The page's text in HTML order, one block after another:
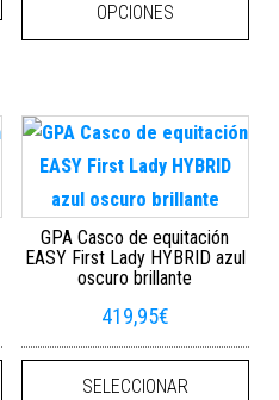
OPCIONES
Este producto tiene múltiples
GPA Casco de equitación
EASY First Lady HYBRID azul
oscuro brillante
419,95€
SELECCIONAR